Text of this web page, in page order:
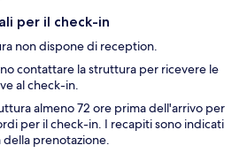
per il check-in
non dispone di reception.
contattare la struttura per ricevere le
al check-in.
almeno 72 ore prima dell'arrivo per
per il check-in. I recapiti sono indicati
della prenotazione.